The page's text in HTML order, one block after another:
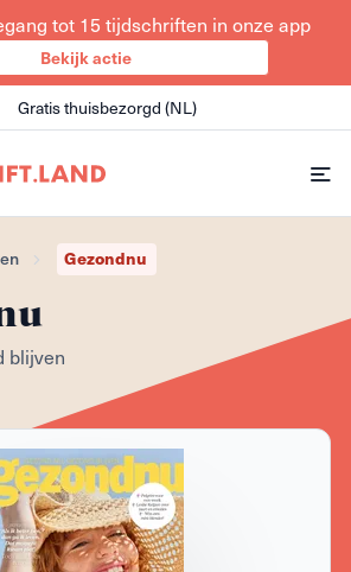
tot 15 tijdschriften in onze app
Bekijk actie
Gratis thuisbezorgd (NL)
Gezondnu
blijven